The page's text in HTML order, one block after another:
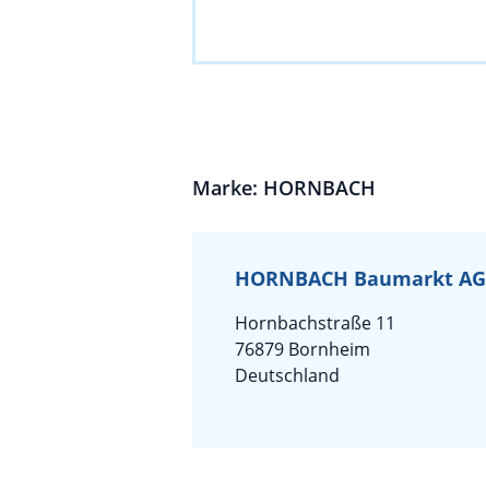
Marke: HORNBACH
HORNBACH Baumarkt AG
Hornbachstraße 11
76879 Bornheim
Deutschland